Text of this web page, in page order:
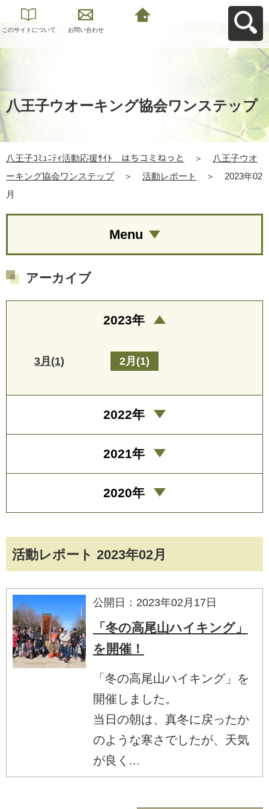
このサイトについて お問い合わせ
八王子ウオーキング協会ワンステップ
八王子ｺﾐｭﾆﾃｨ活動応援ｻｲﾄ はちコミねっと ＞
八王子ウオ
ーキング協会ワンステップ
＞ 活動レポート ＞
2023年02
月
活動レポート 2023年02月
公開日：2023年02月17日
「冬の高尾山ハイキング」
を開催！
「冬の高尾山ハイキング」を
開催しました。
当日の朝は、真冬に戻ったか
のような寒さでしたが、天気
が良く...
Menu
アーカイブ
2023年
3月(1) 2月(1)
2022年
2021年
2020年